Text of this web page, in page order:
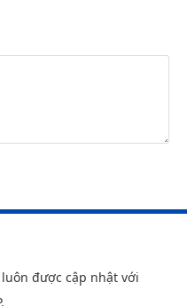
trước
được cập nhật với